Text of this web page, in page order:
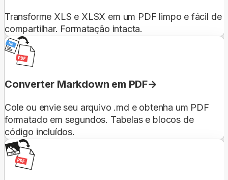
Transforme XLS e XLSX em um PDF limpo e fácil de
compartilhar. Formatação intacta.
Converter Markdown em PDF
Cole ou envie seu arquivo .md e obtenha um PDF
formatado em segundos. Tabelas e blocos de
código incluídos.